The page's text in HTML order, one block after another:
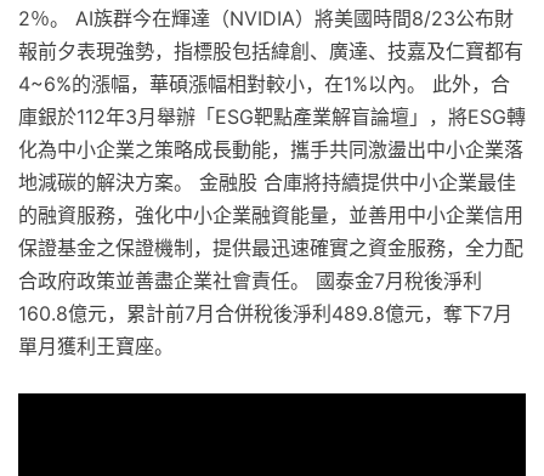
2％。 AI族群今在輝達（NVIDIA）將美國時間8/23公布財
報前夕表現強勢，指標股包括緯創、廣達、技嘉及仁寶都有
4~6%的漲幅，華碩漲幅相對較小，在1%以內。 此外，合
庫銀於112年3月舉辦「ESG靶點產業解盲論壇」，將ESG轉
化為中小企業之策略成長動能，攜手共同激盪出中小企業落
地減碳的解決方案。 金融股 合庫將持續提供中小企業最佳
的融資服務，強化中小企業融資能量，並善用中小企業信用
保證基金之保證機制，提供最迅速確實之資金服務，全力配
合政府政策並善盡企業社會責任。 國泰金7月稅後淨利
160.8億元，累計前7月合併稅後淨利489.8億元，奪下7月
單月獲利王寶座。